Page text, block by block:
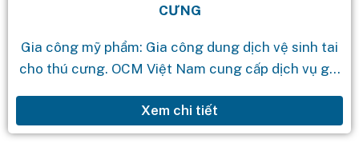
CƯNG
Gia công mỹ phẩm: Gia công dung dịch vệ sinh tai
cho thú cưng. OCM Việt Nam cung cấp dịch vụ gia
Xem chi tiết